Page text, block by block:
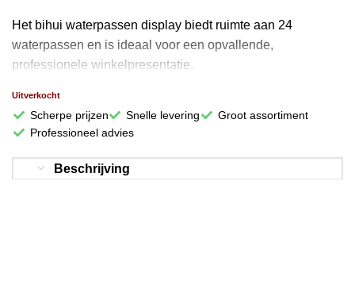
Het bihui waterpassen display biedt ruimte aan 24
waterpassen en is ideaal voor een opvallende,
professionele winkelpresentatie.
Uitverkocht
Scherpe prijzen Snelle levering
Groot assortiment
Professioneel advies
Beschrijving